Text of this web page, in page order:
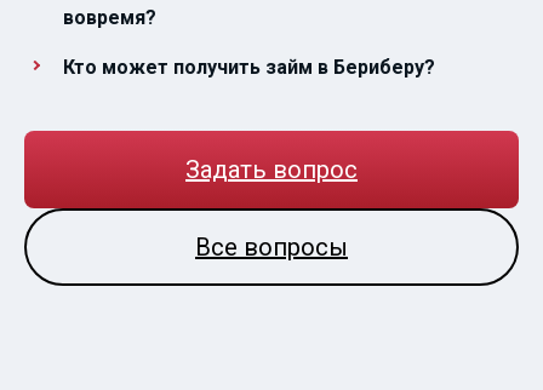
вовремя?
Кто может получить займ в Бериберу?
Задать вопрос
Все вопросы